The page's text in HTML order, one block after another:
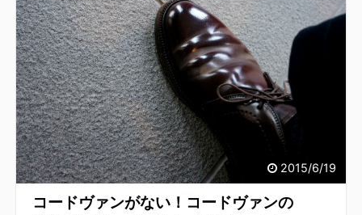
2015/6/19
コードヴァンがない！コードヴァンの